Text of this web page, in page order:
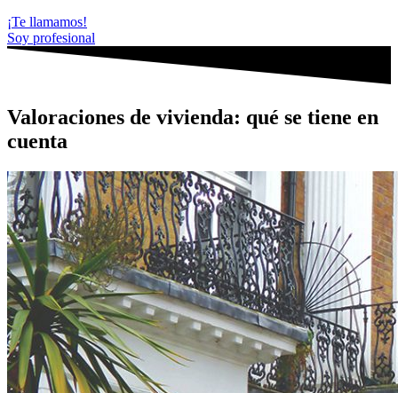
¡Te llamamos!
Soy profesional
Valoraciones de vivienda: qué se tiene en
cuenta